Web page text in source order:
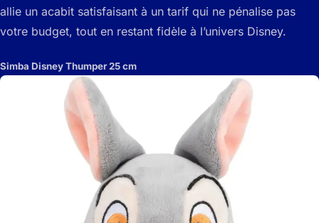
allie un acabit satisfaisant à un tarif qui ne pénalise pas
votre budget, tout en restant fidèle à l’univers Disney.
Simba Disney Thumper 25 cm